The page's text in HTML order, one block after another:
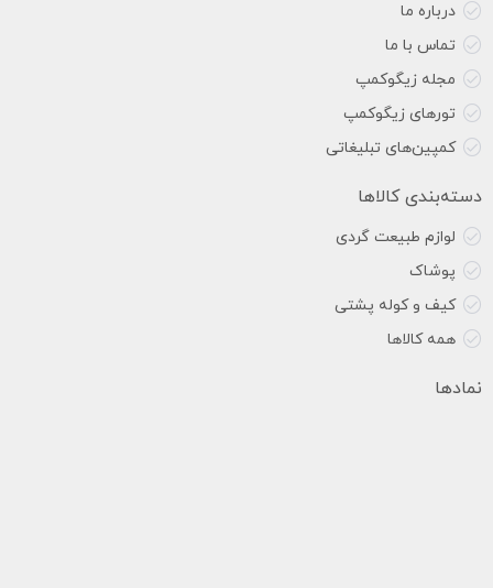
درباره ما
تماس با ما
مجله زیگوکمپ
تورهای زیگوکمپ
کمپین‌های تبلیغاتی
دسته‌بندی کالاها
لوازم طبیعت گردی
پوشاک
کیف و کوله پشتی
همه کالاها
نمادها